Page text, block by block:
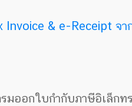
Invoice & e-Receipt จา
มออกใบกำกับภาษีอิเล็ก